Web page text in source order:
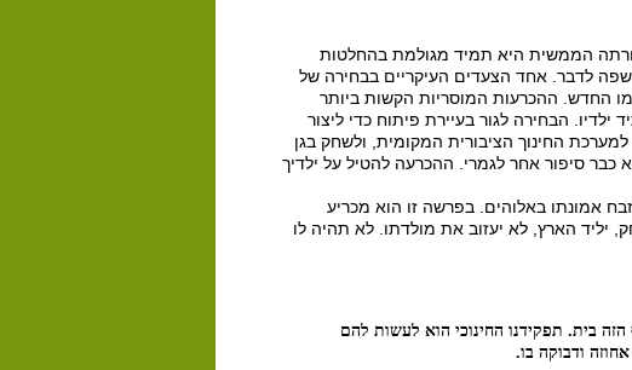
הממשית היא תמיד מגולמת בהחלטות
שפה לדבר. אחד הצעדים העיקריים בבחירה של
החדש. ההכרעות המוסריות הקשות ביותר
הבחירה לגור בעיירת פיתוח כדי ליצור
החינוך הציבורית המקומית, ולשחק בגן
כבר סיפור אחר לגמרי. ההכרעה להטיל על ילדיך
אמונתו באלוהים. בפרשה זו הוא מכריע
יליד הארץ, לא יעזוב את מולדתו. לא תהיה לו
בית. תפקידנו החינוכי הוא לעשות להם
ודבוקה בו.